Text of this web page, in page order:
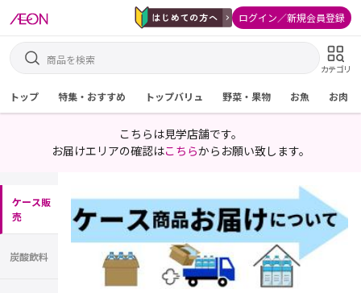
ログイン／新規会員登録
カテゴリ
トップ 特集・おすすめ トップバリュ 野菜・果物 お魚 お肉
こちらは見学店舗です。
お届けエリアの確認はこちらからお願い致します。
ケース販
売
炭酸飲料